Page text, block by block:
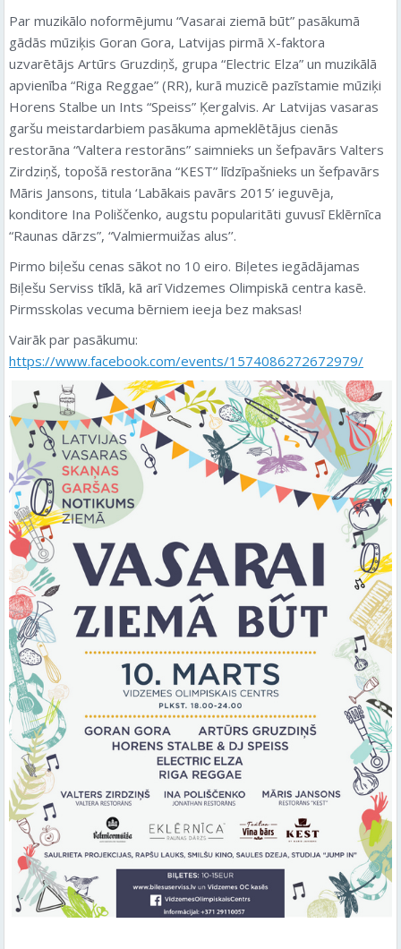
Par muzikālo noformējumu “Vasarai ziemā būt” pasākumā
gādās mūziķis Goran Gora, Latvijas pirmā X-faktora
uzvarētājs Artūrs Gruzdiņš, grupa “Electric Elza” un muzikālā
apvienība “Riga Reggae” (RR), kurā muzicē pazīstamie mūziķi
Horens Stalbe un Ints “Speiss” Ķergalvis. Ar Latvijas vasaras
garšu meistardarbiem pasākuma apmeklētājus cienās
restorāna “Valtera restorāns” saimnieks un šefpavārs Valters
Zirdziņš, topošā restorāna “KEST” līdzīpašnieks un šefpavārs
Māris Jansons, titula ‘Labākais pavārs 2015’ ieguvēja,
konditore Ina Poliščenko, augstu popularitāti guvusī Eklērnīca
“Raunas dārzs”, “Valmiermuižas alus’’.
Pirmo biļešu cenas sākot no 10 eiro. Biļetes iegādājamas
Biļešu Serviss tīklā, kā arī Vidzemes Olimpiskā centra kasē.
Pirmsskolas vecuma bērniem ieeja bez maksas!
Vairāk par pasākumu:
https://www.facebook.com/events/1574086272672979/